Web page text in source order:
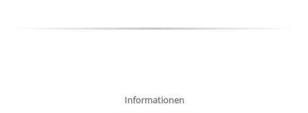
werden
Informationen